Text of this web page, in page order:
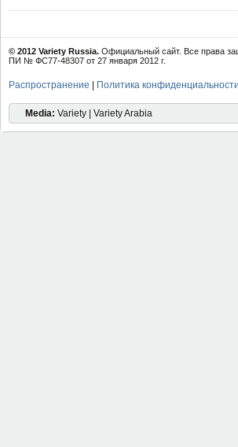
© 2012 Variety Russia. Официальный сайт. Все права
ПИ № ФС77-48307 от 27 января 2012 г.
Распространение Политика конфиденциальности
Media: Variety | Variety Arabia